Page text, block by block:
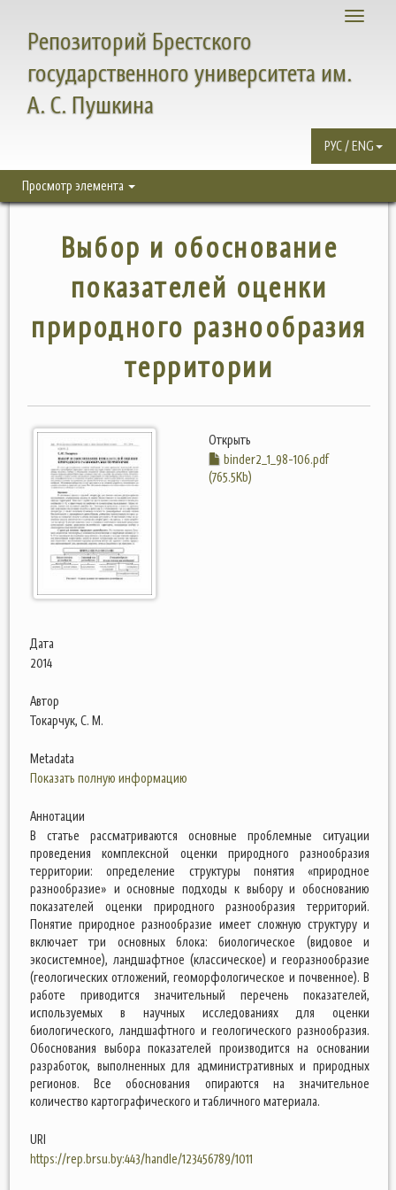
Toggle
Репозиторий Брестского
государственного университета им.
А. С. Пушкина
РУС / ENG
Просмотр элемента
Выбор и обоснование
показателей оценки
природного разнообразия
территории
Открыть
binder2_1_98-106.pdf
(765.5Kb)
Дата
2014
Автор
Токарчук, С. М.
Metadata
Показать полную информацию
Аннотации
В статье рассматриваются основные проблемные ситуации
проведения комплексной оценки природного разнообразия
территории: определение структуры понятия «природное
разнообразие» и основные подходы к выбору и обоснованию
показателей оценки природного разнообразия территорий.
Понятие природное разнообразие имеет сложную структуру и
включает три основных блока: биологическое (видовое и
экосистемное), ландшафтное (классическое) и георазнообразие
(геологических отложений, геоморфологическое и почвенное). В
работе приводится значительный перечень показателей,
используемых в научных исследованиях для оценки
биологического, ландшафтного и геологического разнообразия.
Обоснования выбора показателей производится на основании
разработок, выполненных для административных и природных
регионов. Все обоснования опираются на значительное
количество картографического и табличного материала.
URI
https://rep.brsu.by:443/handle/123456789/1011